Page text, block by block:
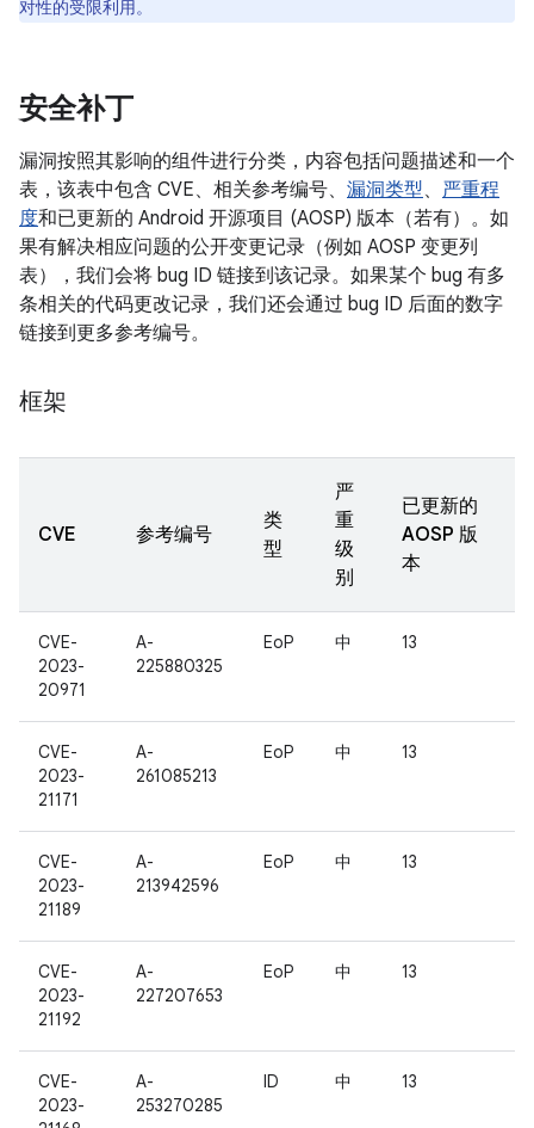
对性的受限利用。
安全补丁
漏洞按照其影响的组件进行分类，内容包括问题描述和一个
表，该表中包含 CVE、相关参考编号、 漏洞类型、 严重程
度和已更新的 Android 开源项目 (AOSP) 版本（若有）。如
果有解决相应问题的公开变更记录（例如 AOSP 变更列
表），我们会将 bug ID 链接到该记录。如果某个 bug 有多
条相关的代码更改记录，我们还会通过 bug ID 后面的数字
链接到更多参考编号。
框架
CVE 参考编号
类
型
严
重
级
别
已更新的
AOSP 版
本
CVE-
2023-
20971
A-
225880325
EoP 中 13
CVE-
2023-
21171
A-
261085213
EoP 中 13
CVE-
2023-
21189
A-
213942596
EoP 中 13
CVE-
2023-
21192
A-
227207653
EoP 中 13
CVE-
2023-
A-
253270285
ID 中 13